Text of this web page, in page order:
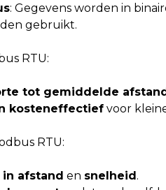
: Gegevens worden in
gebruikt.
RTU:
tot gemiddelde
kosteneffectiefvoor
RTU:
in afstand en snelheid.